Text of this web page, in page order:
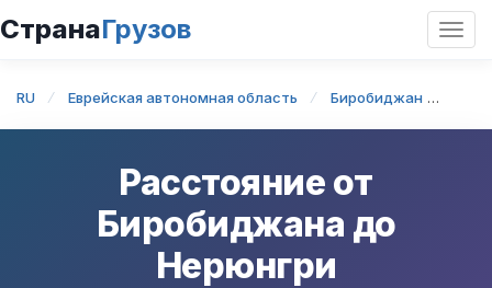
СтранаГрузов
RU Еврейская автономная область Биробиджан
Расстояние от
Биробиджана до
Нерюнгри